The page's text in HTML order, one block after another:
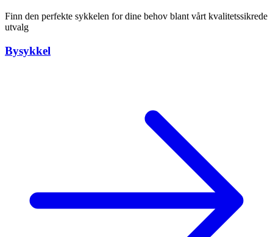
Finn den perfekte sykkelen for dine behov blant vårt kvalitetssikrede
utvalg
Bysykkel